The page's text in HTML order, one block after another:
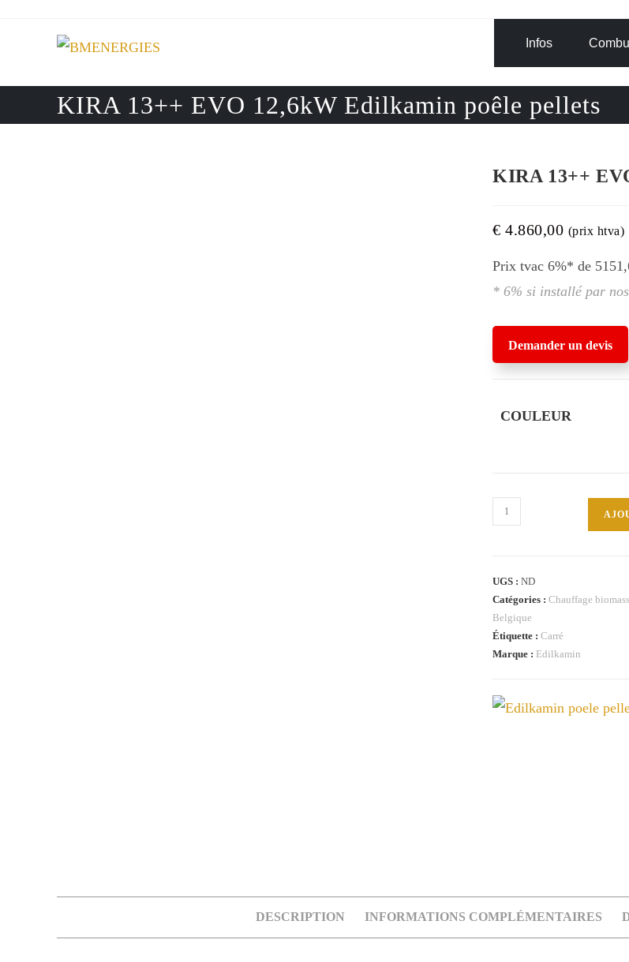
Infos
KIRA 13++ EVO 12,6kW Edilkamin poêle pellets
KIRA 13++
€ 4.860,00 (prix htva)
Prix tvac 6%* de
* 6% si installé par
Demander un devis
COULEUR
quantité
de
EVO
12,6kW
Edilkamin
poêle
UGS : ND
Catégories : Chauffage
Belgique
Étiquette : Carré
Marque : Edilkamin
DESCRIPTION INFORMATIONS COMPLÉMENTAIRES